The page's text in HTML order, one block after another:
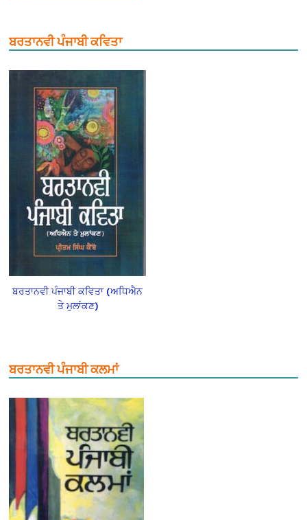
ਬਰਤਾਨਵੀ ਪੰਜਾਬੀ ਕਵਿਤਾ
ਬਰਤਾਨਵੀ ਪੰਜਾਬੀ ਕਵਿਤਾ (ਅਧਿਐਨ
ਤੇ ਮੁਲਾਂਕਣ)
ਬਰਤਾਨਵੀ ਪੰਜਾਬੀ ਕਲਮਾਂ